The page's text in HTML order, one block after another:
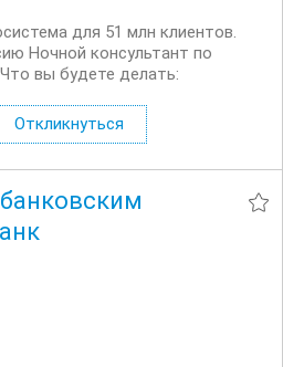
для 51 млн клиентов.
Ночной консультант по
вы будете делать:
на входящих обращениях
не нужно...
Откликнуться